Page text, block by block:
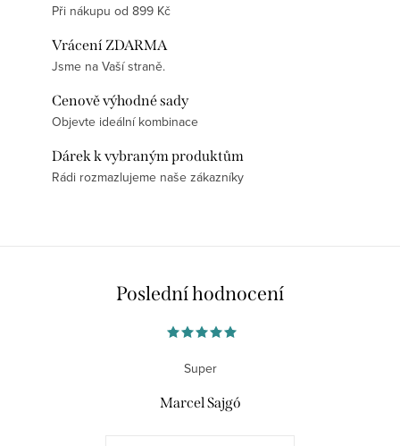
Při nákupu od 899 Kč
Vrácení ZDARMA
Jsme na Vaší straně.
Cenově výhodné sady
Objevte ideální kombinace
Dárek k vybraným produktům
Rádi rozmazlujeme naše zákazníky
Poslední hodnocení
Super
Marcel Sajgó